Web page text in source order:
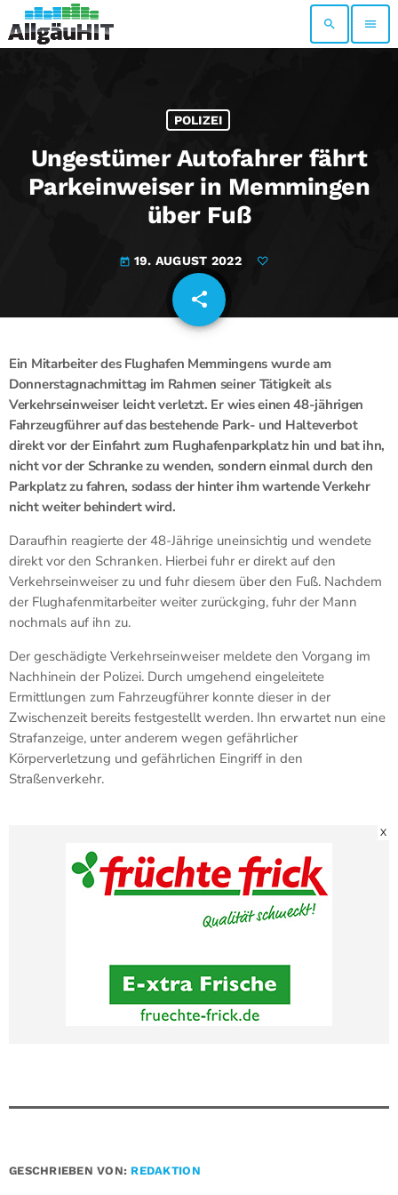
search menu
POLIZEI
Ungestümer Autofahrer fährt
Parkeinweiser in Memmingen
über Fuß
today 19. AUGUST 2022
share
email
Ein Mitarbeiter des Flughafen Memmingens wurde am
Donnerstagnachmittag im Rahmen seiner Tätigkeit als
Verkehrseinweiser leicht verletzt. Er wies einen 48-jährigen
Fahrzeugführer auf das bestehende Park- und Halteverbot
direkt vor der Einfahrt zum Flughafenparkplatz hin und bat ihn,
nicht vor der Schranke zu wenden, sondern einmal durch den
Parkplatz zu fahren, sodass der hinter ihm wartende Verkehr
nicht weiter behindert wird.
Daraufhin reagierte der 48-Jährige uneinsichtig und wendete
direkt vor den Schranken. Hierbei fuhr er direkt auf den
Verkehrseinweiser zu und fuhr diesem über den Fuß. Nachdem
der Flughafenmitarbeiter weiter zurückging, fuhr der Mann
nochmals auf ihn zu.
Der geschädigte Verkehrseinweiser meldete den Vorgang im
Nachhinein der Polizei. Durch umgehend eingeleitete
Ermittlungen zum Fahrzeugführer konnte dieser in der
Zwischenzeit bereits festgestellt werden. Ihn erwartet nun eine
Strafanzeige, unter anderem wegen gefährlicher
Körperverletzung und gefährlichen Eingriff in den
Straßenverkehr.
X
GESCHRIEBEN VON: REDAKTION